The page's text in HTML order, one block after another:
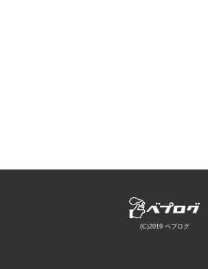
(C)2019 ベプログ